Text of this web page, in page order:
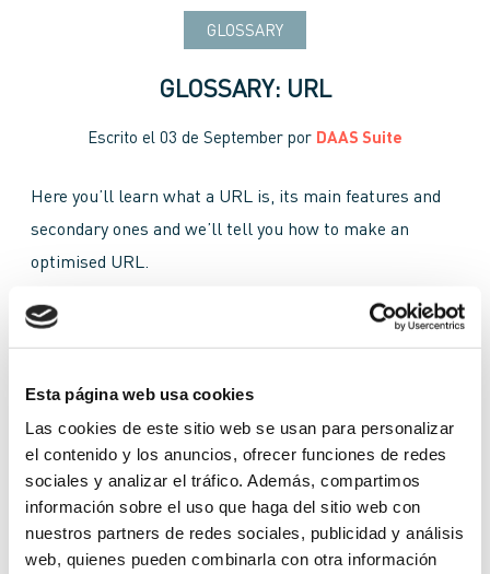
Esta página web usa cookies
Las cookies de este sitio web se usan para personalizar
el contenido y los anuncios, ofrecer funciones de redes
sociales y analizar el tráfico. Además, compartimos
información sobre el uso que haga del sitio web con
nuestros partners de redes sociales, publicidad y análisis
web, quienes pueden combinarla con otra información
GLOSSARY
GLOSSARY: URL
Escrito el 03 de September por DAAS Suite
Here you’ll learn what a URL is, its main features and
secondary ones and we’ll tell you how to make an
optimised URL.
basic URL IP address
key words own URL search engines
SEO positioning TLD Top Level Domain
Uniform Resources Locator URL user data
web page website
Continuar leyendo